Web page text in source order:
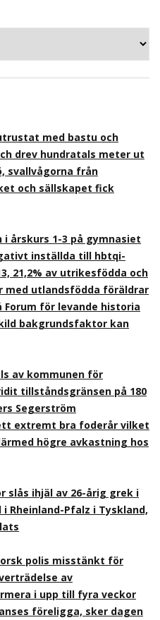
med bastu och
drev hundratals meter ut
svallvågorna från
och sällskapet fick
i årskurs 1-3 på gymnasiet
inställda till hbtqi-
21,2% av utrikesfödda och
med utlandsfödda föräldrar
för levande historia
bakgrundsfaktor kan
av kommunen för
tillståndsgränsen på 180
Segerström
extremt bra foderår vilket
högre avkastning hos
slås ihjäl av 26-årig grek i
Rheinland-Pfalz i Tyskland,
polis misstänkt för
av
i upp till fyra veckor
föreligga, sker dagen